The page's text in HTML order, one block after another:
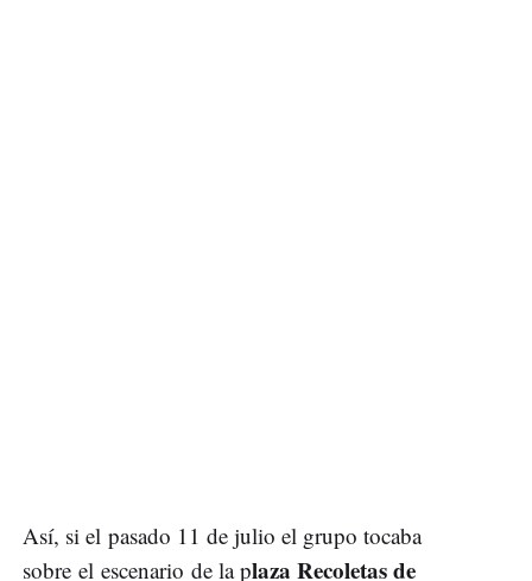
Así, si el pasado 11 de julio el grupo tocaba
sobre el escenario de la plaza Recoletas de